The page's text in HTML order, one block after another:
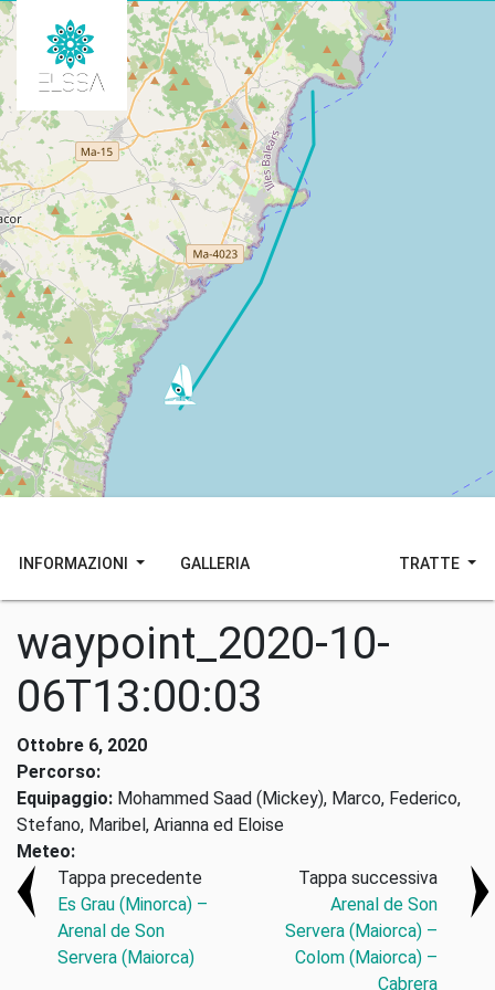
INFORMAZIONI GALLERIA TRATTE
waypoint_2020-10-
06T13:00:03
Ottobre 6, 2020
Percorso:
Equipaggio: Mohammed Saad (Mickey), Marco, Federico,
Stefano, Maribel, Arianna ed Eloise
Meteo:
Tappa precedente
Es Grau (Minorca) –
Arenal de Son
Servera (Maiorca)
Tappa successiva
Arenal de Son
Servera (Maiorca) –
Colom (Maiorca) –
Cabrera